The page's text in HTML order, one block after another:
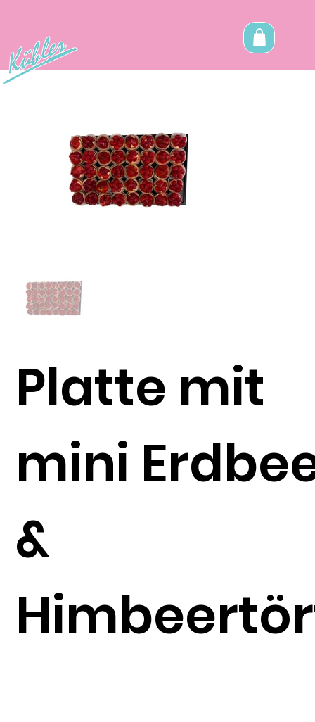
Platte mit
mini
&